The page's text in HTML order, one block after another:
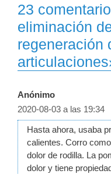
23
eliminación
regeneración
Anónimo
2020-08-03 a las 19:34
Hasta ahora, usaba
calientes. Corro
dolor de rodilla. La
dolor y tiene